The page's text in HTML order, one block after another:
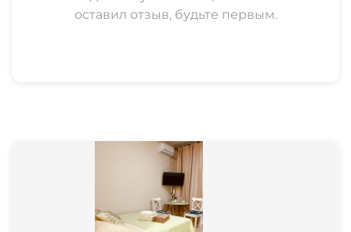
оставил отзыв, будьте первым.